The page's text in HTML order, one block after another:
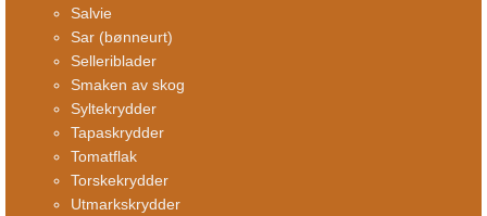
Salvie
Sar (bønneurt)
Selleriblader
Smaken av skog
Syltekrydder
Tapaskrydder
Tomatflak
Torskekrydder
Utmarkskrydder